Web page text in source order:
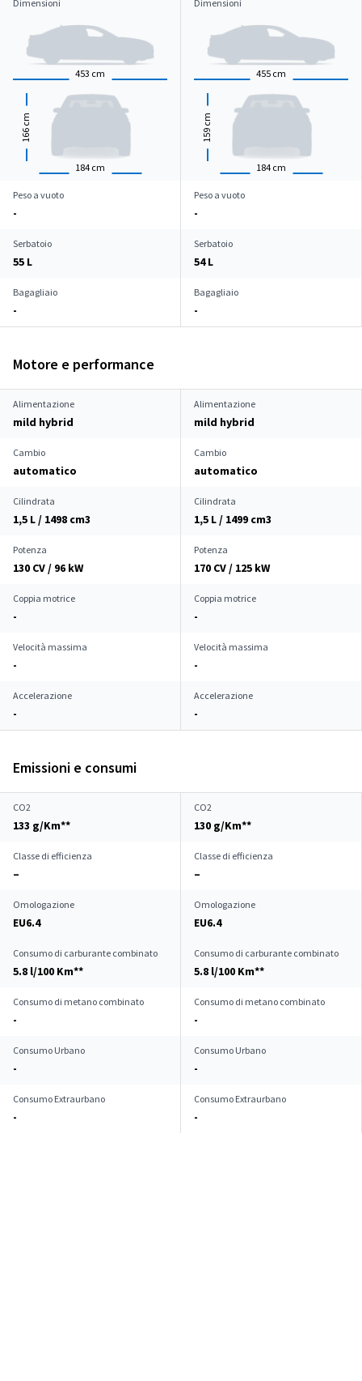
Dimensioni
453 cm
184 cm
166
cm
Dimensioni
455 cm
184 cm
159
cm
Peso a vuoto
-
Peso a vuoto
-
Serbatoio
55 L
Serbatoio
54 L
Bagagliaio
-
Bagagliaio
-
Motore e performance
Alimentazione
mild hybrid
Alimentazione
mild hybrid
Cambio
automatico
Cambio
automatico
Cilindrata
1,5 L / 1498 cm3
Cilindrata
1,5 L / 1499 cm3
Potenza
130 CV / 96 kW
Potenza
170 CV / 125 kW
Coppia motrice
-
Coppia motrice
-
Velocità massima
-
Velocità massima
-
Accelerazione
-
Accelerazione
-
Emissioni e consumi
CO2
133 g/Km**
CO2
130 g/Km**
Classe di efficienza
–
Classe di efficienza
–
Omologazione
EU6.4
Omologazione
EU6.4
Consumo di carburante combinato
5.8 l/100 Km**
Consumo di carburante combinato
5.8 l/100 Km**
Consumo di metano combinato
-
Consumo di metano combinato
-
Consumo Urbano
-
Consumo Urbano
-
Consumo Extraurbano
-
Consumo Extraurbano
-